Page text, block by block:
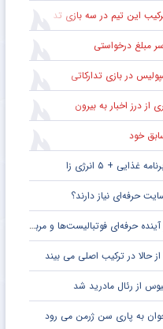
این تیم در سه بازی تدارکاتی
مبلغ درخواستی
در بازی تدارکاتی
از درز اخبار به بیرون
خود
+ ۵ انرژی زا
حرفه‌ای نیاز دارند؟
فوتبالیست‌ها و مربیان
حالا در ترکیب اصلی می بیند
از رئال مادرید شد
جوان به پاری سن ژرمن می رود